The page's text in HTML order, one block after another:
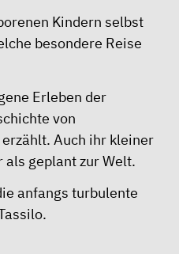
Kindern selbst
besondere Reise
Erleben der
von
Auch ihr kleiner
geplant zur Welt.
anfangs turbulente